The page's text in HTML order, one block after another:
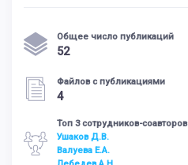
Общее число публикаций
52
Файлов с публикациями
4
Топ 3 сотрудников-соавторов
Ушаков Д.В.
Валуева Е.А.